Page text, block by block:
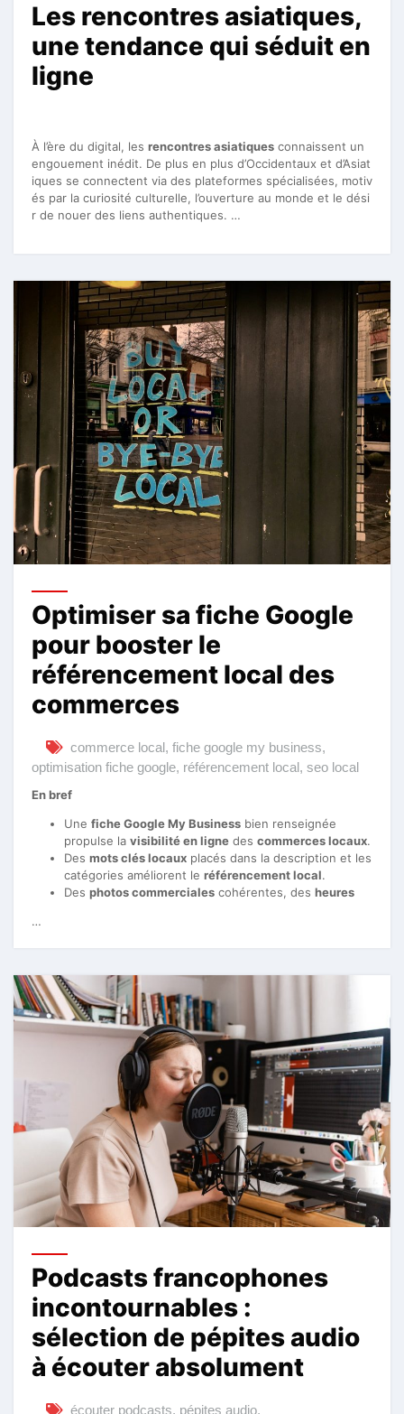
Les rencontres asiatiques,
une tendance qui séduit en
ligne
À l’ère du digital, les rencontres asiatiques connaissent un
engouement inédit. De plus en plus d’Occidentaux et d’Asiat
iques se connectent via des plateformes spécialisées, motiv
és par la curiosité culturelle, l’ouverture au monde et le dési
r de nouer des liens authentiques. …
Optimiser sa fiche Google
pour booster le
référencement local des
commerces
commerce local, fiche google my business,
optimisation fiche google, référencement local, seo local
En bref
Une fiche Google My Business bien renseignée
propulse la visibilité en ligne des commerces locaux.
Des mots clés locaux placés dans la description et les
catégories améliorent le référencement local.
Des photos commerciales cohérentes, des heures
…
Podcasts francophones
incontournables :
sélection de pépites audio
à écouter absolument
écouter podcasts, pépites audio,